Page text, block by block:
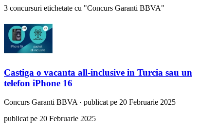
3 concursuri etichetate cu "Concurs Garanti BBVA"
Castiga o vacanta all-inclusive in Turcia sau un
telefon iPhone 16
Concurs Garanti BBVA · publicat pe 20 Februarie 2025
publicat pe 20 Februarie 2025